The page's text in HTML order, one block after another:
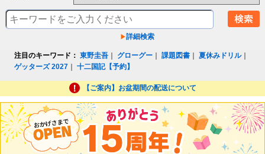
詳細検索
注目のキーワード： 東野圭吾 グローグー ｜課題図書 ｜夏休みドリル｜
ゲッターズ 2027 ｜十二国記【予約】
【ご案内】お盆期間の配送について